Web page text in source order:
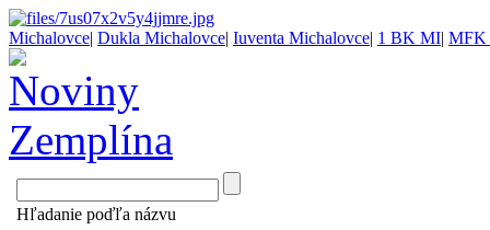
Michalovce| Dukla Michalovce| Iuventa Michalovce| 1 BK MI| MFK
Hľadanie poďľa názvu